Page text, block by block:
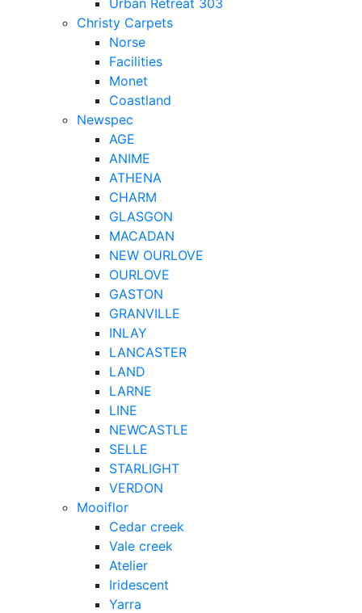
Urban Retreat 303
Christy Carpets
Norse
Facilities
Monet
Coastland
Newspec
AGE
ANIME
ATHENA
CHARM
GLASGON
MACADAN
NEW OURLOVE
OURLOVE
GASTON
GRANVILLE
INLAY
LANCASTER
LAND
LARNE
LINE
NEWCASTLE
SELLE
STARLIGHT
VERDON
Mooiflor
Cedar creek
Vale creek
Atelier
Iridescent
Yarra